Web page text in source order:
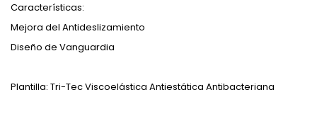
Características:
Mejora del Antideslizamiento
Diseño de Vanguardia
Plantilla: Tri-Tec Viscoelástica Antiestática Antibacteriana